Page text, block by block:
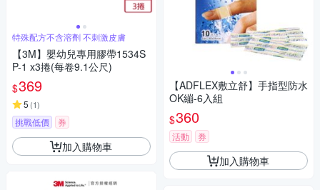
特殊配方不含溶劑 不刺激皮膚
【3M】嬰幼兒專用膠帶1534S
P-1 x3捲(每卷9.1公尺)
$369
5 (1)
挑戰低價 券
加入購物車
【ADFLEX敷立舒】手指型防水
OK繃-6入組
$360
活動 券
加入購物車